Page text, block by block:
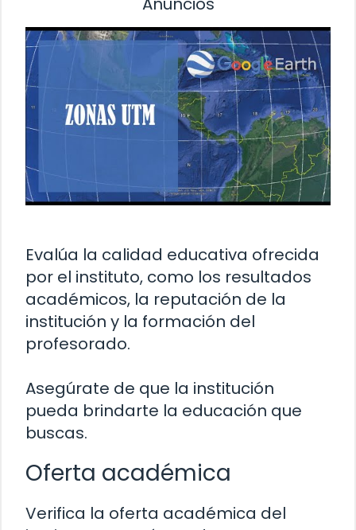
Evalúa la calidad educativa ofrecida
por el instituto, como los resultados
académicos, la reputación de la
institución y la formación del
profesorado.
Asegúrate de que la institución
pueda brindarte la educación que
buscas.
Oferta académica
Verifica la oferta académica del